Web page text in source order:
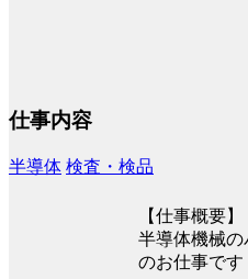
仕事内容
半導体 検査・検品
【仕事概要】
半導体機械
のお仕事です